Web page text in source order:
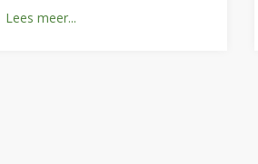
Lees meer...